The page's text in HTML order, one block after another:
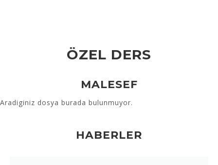
ÖZEL DERS
MALESEF
Aradiginiz dosya burada bulunmuyor.
HABERLER